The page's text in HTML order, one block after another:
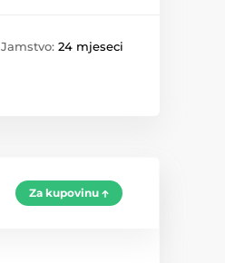
Jamstvo: 24 mjeseci
Za kupovinu